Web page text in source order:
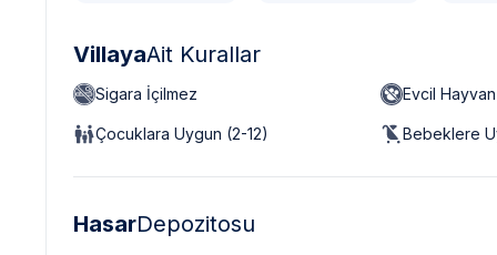
VillayaAit Kurallar
Sigara İçilmez Evcil
Çocuklara Uygun (2-12) Bebeklere
HasarDepozitosu